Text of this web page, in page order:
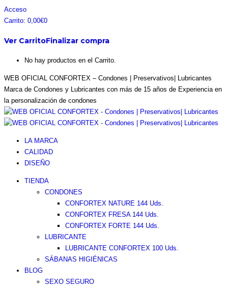
Saltar
al
Facebook
page
in
Instagram
page
in
Pinterest
page
in
Twitter
page
in
Acceso
Carrito: 0,00€0
Ver CarritoFinalizar compra
No hay productos en el Carrito.
WEB OFICIAL CONFORTEX – Condones | Preservativos| Lubricantes
Marca de Condones y Lubricantes con más de 15 años de Experiencia en
la personalización de condones
LA MARCA
CALIDAD
DISEÑO
TIENDA
CONDONES
CONFORTEX NATURE 144 Uds.
CONFORTEX FRESA 144 Uds.
CONFORTEX FORTE 144 Uds.
LUBRICANTE
LUBRICANTE CONFORTEX 100 Uds.
SÁBANAS HIGIÉNICAS
BLOG
SEXO SEGURO